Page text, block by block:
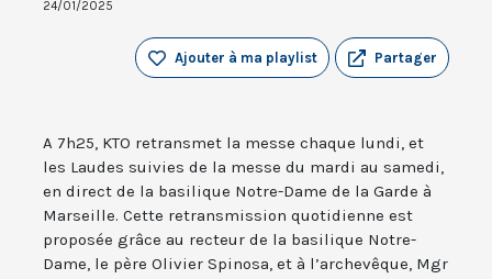
24/01/2025
Partager
Ajouter à ma playlist
A 7h25, KTO retransmet la messe chaque lundi, et
les Laudes suivies de la messe du mardi au samedi,
en direct de la basilique Notre-Dame de la Garde à
Marseille. Cette retransmission quotidienne est
proposée grâce au recteur de la basilique Notre-
Dame, le père Olivier Spinosa, et à l’archevêque, Mgr